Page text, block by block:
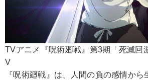
TVアニメ『呪術廻戦』第3期「死滅回
V
『呪術廻戦』は、人間の負の感情か